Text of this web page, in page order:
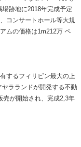
跡地に2018年完成予定
コンサートホール等大規
ムの価格は1m212万 ペ
するフィリピン最大の上
ラランドが開発する不動
売が開始され、完成2,3年